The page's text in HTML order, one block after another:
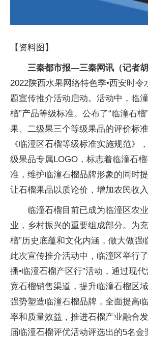
【资料图】
三秦都市报—三秦网讯（记者胡
2022陕西水果网络特色季•西安时令
题宣传推介活动启动。活动中，临
榴”产品等级标准。公布了“临潼石
果、二级果三个等级果品的评价标
《临潼区石榴等级标准实施规范》
级果品专属LOGO，标志着临潼石
准，维护临潼石榴品牌形象的同时
让石榴果品以质论价，增加农民收入
临潼石榴目前已成为临潼区农
业，乡村振兴的重要组成部分。为
榴”历史底蕴和文化内涵，做大做强
此次宣传推介活动中，临潼区举行
播•临潼石榴产区行”活动，通过现
宽石榴销售渠道，提升临潼石榴区
强势塑造临潼石榴品牌，全面提高
率和质量效益，推进石榴产业融合
届临潼石榴评优活动评选出的5名金